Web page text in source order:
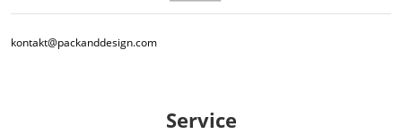
kontakt@packanddesign.com
Service